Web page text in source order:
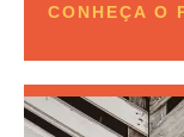
CONHEÇA O